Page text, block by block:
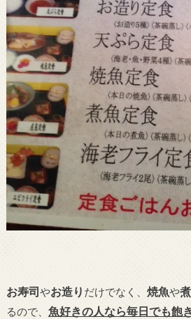
お寿司 やお造り だけでなく、 焼魚や
るので、 魚好きの人なら毎日でも飽